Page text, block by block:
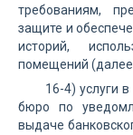
требованиям,
защите и
историй,
помещений
16-4) услуги
бюро по
выдаче